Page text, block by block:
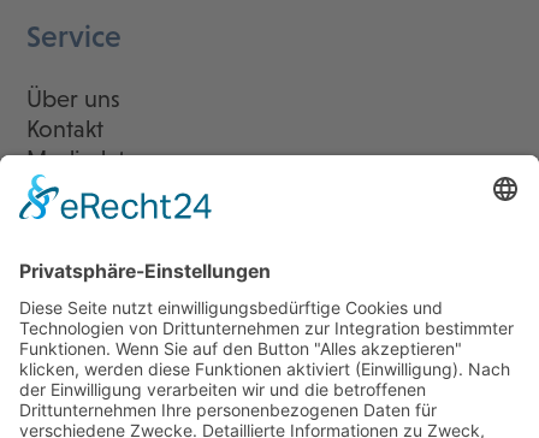
Service
Über uns
Kontakt
Mediadaten
Newsletter
LogIn
Legal
Impressum
Datenschutzerklärung
Cookie-Einstellungen